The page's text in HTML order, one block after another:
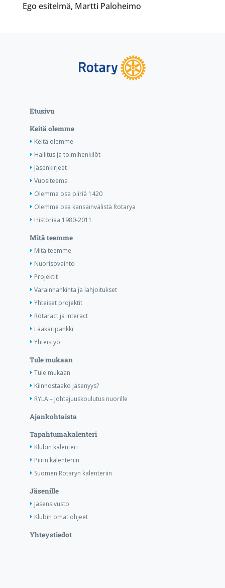
Ego esitelmä, Martti Paloheimo
Etusivu
Keitä olemme
Keitä olemme
Hallitus ja toimihenkilöt
Jäsenkirjeet
Vuositeema
Olemme osa piiriä 1420
Olemme osa kansainvälistä Rotarya
Historiaa 1980-2011
Mitä teemme
Mitä teemme
Nuorisovaihto
Projektit
Varainhankinta ja lahjoitukset
Yhteiset projektit
Rotaract ja Interact
Lääkäripankki
Yhteistyö
Tule mukaan
Tule mukaan
Kiinnostaako jäsenyys?
RYLA – Johtajuuskoulutus nuorille
Ajankohtaista
Tapahtumakalenteri
Klubin kalenteri
Piirin kalenteriin
Suomen Rotaryn kalenteriin
Jäsenille
Jäsensivusto
Klubin omat ohjeet
Yhteystiedot